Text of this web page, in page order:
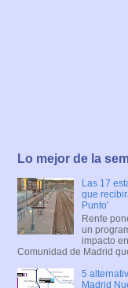
Lo mejor de la
Las 17
que
Punto'
Renfe
un
impacto
Comunidad de Madrid que
5
Madrid